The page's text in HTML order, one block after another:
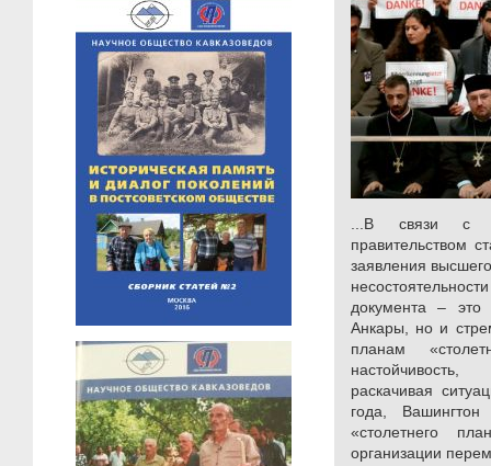
...В связи с
правительством
заявления
документа – это
Анкары, но и
планам
раскачивая
года,
«столетнего
организации